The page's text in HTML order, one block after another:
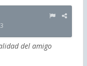
del amigo